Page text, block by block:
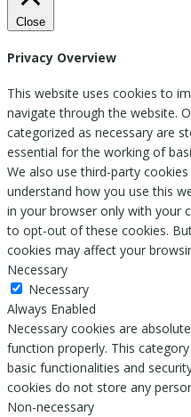
Close
Privacy Overview
This website uses cookies to
navigate through the website.
categorized as necessary are
essential for the working of
We also use third-party
understand how you use this
in your browser only with your
to opt-out of these cookies.
cookies may affect your
Necessary
Necessary
Always Enabled
Necessary cookies are
function properly. This
basic functionalities and
cookies do not store any
Non-necessary